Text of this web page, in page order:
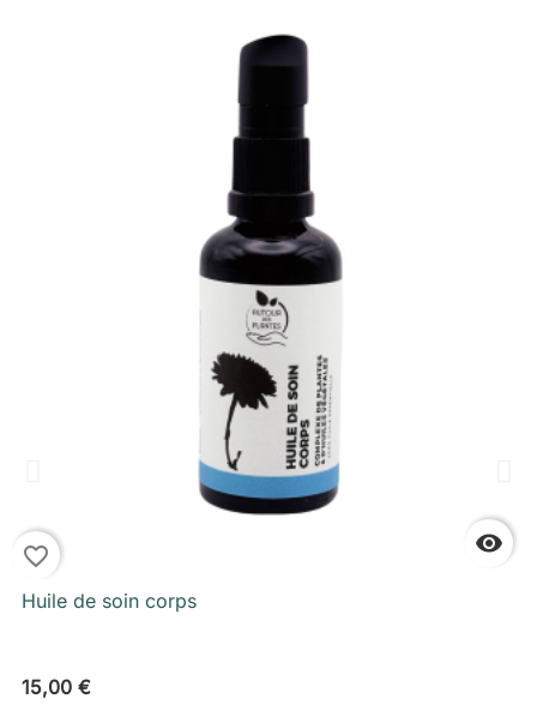

favorite_border
Huile de soin corps
15,00 €